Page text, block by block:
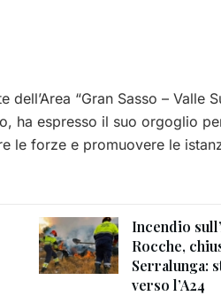
“Gran Sasso – Valle
ha espresso il suo orgoglio
le forze e promuovere le
Incendio
Rocche,
Serralunga:
verso l’A24